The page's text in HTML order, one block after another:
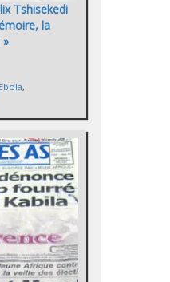
Tshisekedi
la
»
Ebola,